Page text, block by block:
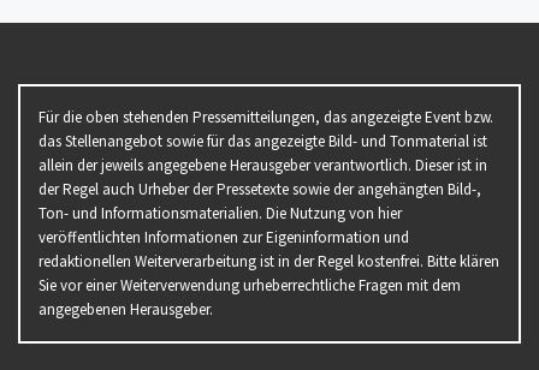
Für die oben stehenden Pressemitteilungen, das angezeigte Event bzw.
das Stellenangebot sowie für das angezeigte Bild- und Tonmaterial ist
allein der jeweils angegebene Herausgeber verantwortlich. Dieser ist in
der Regel auch Urheber der Pressetexte sowie der angehängten Bild-,
Ton- und Informationsmaterialien. Die Nutzung von hier
veröffentlichten Informationen zur Eigeninformation und
redaktionellen Weiterverarbeitung ist in der Regel kostenfrei. Bitte klären
Sie vor einer Weiterverwendung urheberrechtliche Fragen mit dem
angegebenen Herausgeber.